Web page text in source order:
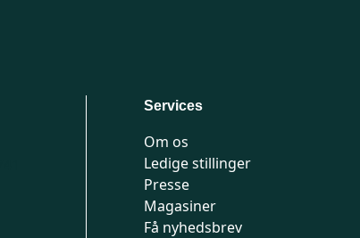
Services
Om os
Ledige stillinger
Presse
Magasiner
Få nyhedsbrev